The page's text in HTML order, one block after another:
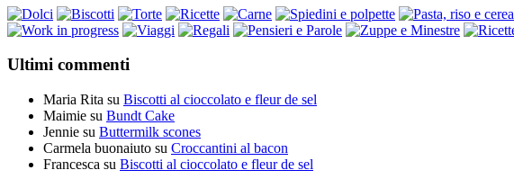
Ultimi commenti
Maria Rita su Biscotti al cioccolato e fleur de sel
Maimie su Bundt Cake
Jennie su Buttermilk scones
Carmela buonaiuto su Croccantini al bacon
Francesca su Biscotti al cioccolato e fleur de sel